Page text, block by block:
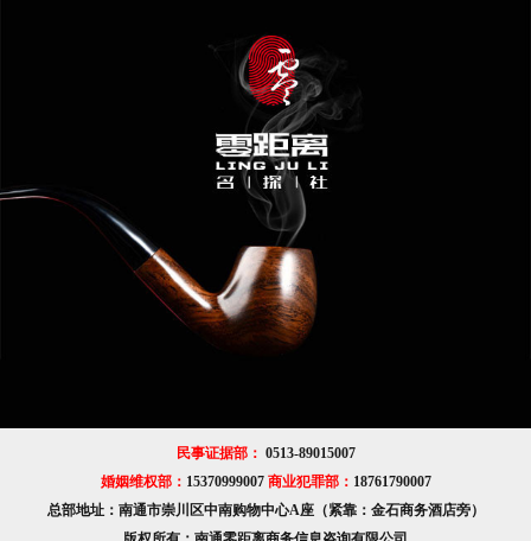
民事证据部： 0513-89015007
婚姻维权部： 15370999007 商业犯罪部： 18761790007
总部地址：南通市崇川区中南购物中心A座（紧靠：金石商务酒店旁）